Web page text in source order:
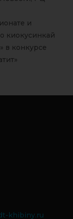
и
киокусинкай
в конкурсе
khibiny.ru